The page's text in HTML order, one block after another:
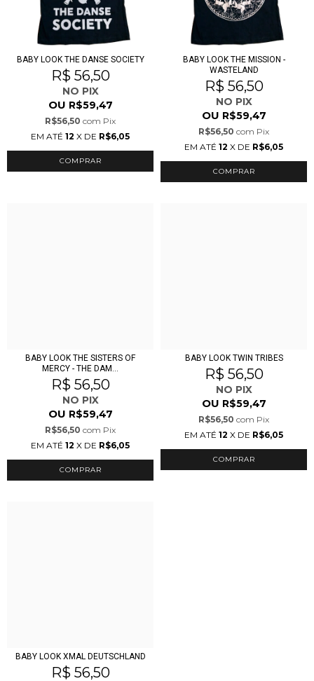
BABY LOOK THE DANSE SOCIETY
R$ 56,50
NO PIX
OU R$59,47
R$56,50 com Pix
EM ATÉ 12 X DE R$6,05
COMPRAR
BABY LOOK THE MISSION -
WASTELAND
R$ 56,50
NO PIX
OU R$59,47
R$56,50 com Pix
EM ATÉ 12 X DE R$6,05
COMPRAR
BABY LOOK THE SISTERS OF
MERCY - THE DAM...
R$ 56,50
NO PIX
OU R$59,47
R$56,50 com Pix
EM ATÉ 12 X DE R$6,05
COMPRAR
BABY LOOK TWIN TRIBES
R$ 56,50
NO PIX
OU R$59,47
R$56,50 com Pix
EM ATÉ 12 X DE R$6,05
COMPRAR
BABY LOOK XMAL DEUTSCHLAND
R$ 56,50